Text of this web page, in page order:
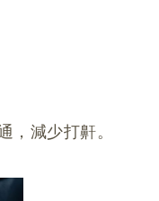
，減少打鼾。